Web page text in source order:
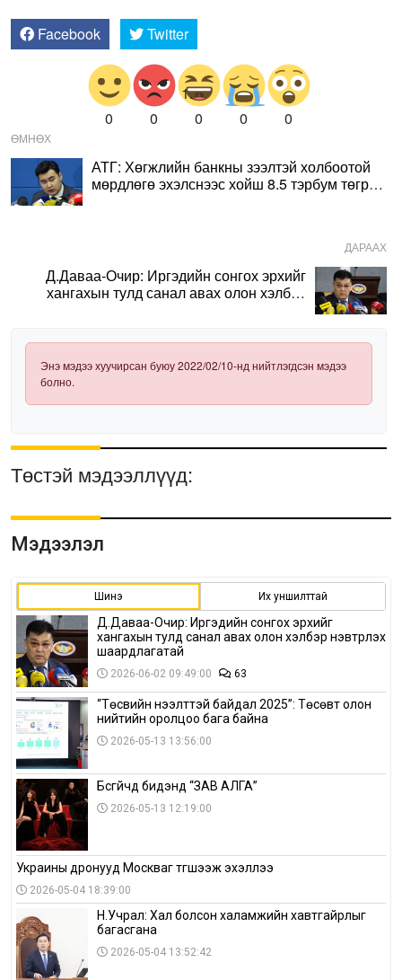
Facebook Twitter
0 0 0 0 0
ӨМНӨХ
АТГ: Хөгжлийн банкны зээлтэй холбоотой
мөрдлөгө эхэлснээс хойш 8.5 тэрбум төгрөг
ДАРААХ
Д.Даваа-Очир: Иргэдийн сонгох эрхийг
хангахын тулд санал авах олон хэлбэр
Энэ мэдээ хуучирсан буюу 2022/02/10-нд нийтлэгдсэн мэдээ
болно.
Төстэй мэдээллүүд:
Мэдээлэл
Шинэ Их уншилттай
Д.Даваа-Очир: Иргэдийн сонгох эрхийг
хангахын тулд санал авах олон хэлбэр нэвтрүүлэх
шаардлагатай
2026-06-02 09:49:00 63
“Төсвийн нээлттэй байдал 2025”: Төсөвт олон
нийтийн оролцоо бага байна
2026-05-13 13:56:00
Бүсгүйчүүд бидэнд “ЗАВ АЛГА”
2026-05-13 12:19:00
Украины дронууд Москваг түгшээж эхэллээ
2026-05-04 18:39:00
Н.Учрал: Хал болсон халамжийн хавтгайрлыг
багасгана
2026-05-04 13:52:42